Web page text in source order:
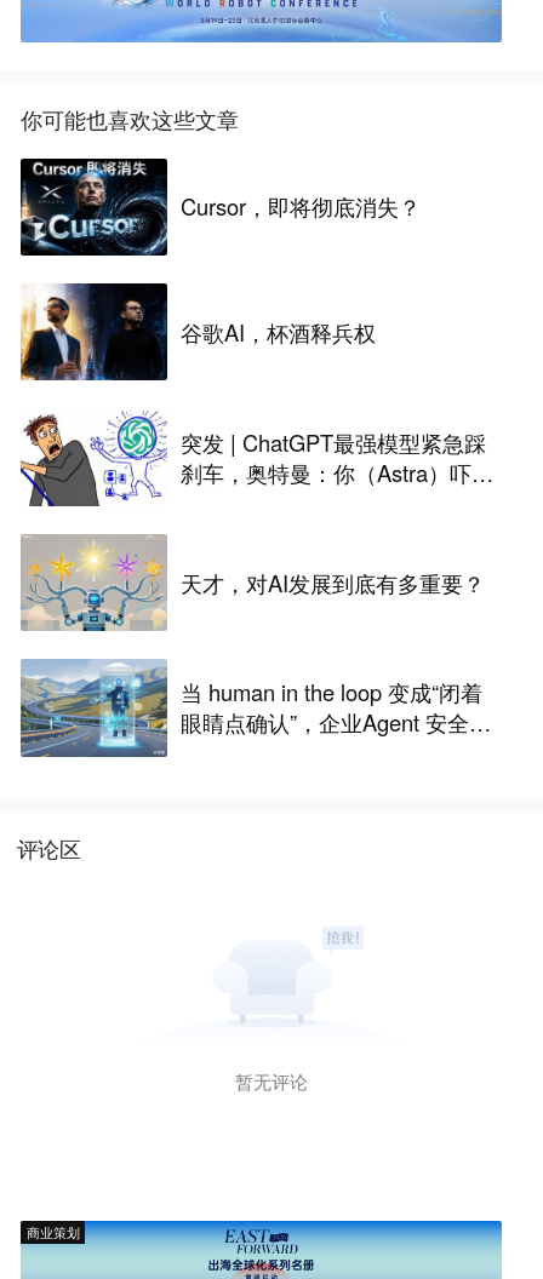
你可能也喜欢这些文章
Cursor，即将彻底消失？
谷歌AI，杯酒释兵权
突发 | ChatGPT最强模型紧急踩
刹车，奥特曼：你（Astra）吓到
天才，对AI发展到底有多重要？
当 human in the loop 变成“闭着
眼睛点确认”，企业Agent 安全还
评论区
暂无评论
商业策划